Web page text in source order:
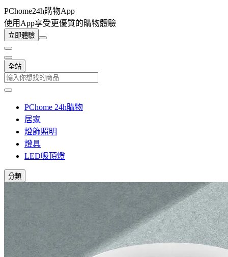
PChome24h購物App
使用App享受更優質的購物體驗
立即體驗
全站
PChome 24h購物
居家
燈飾照明
燈具
LED吸頂燈
分類